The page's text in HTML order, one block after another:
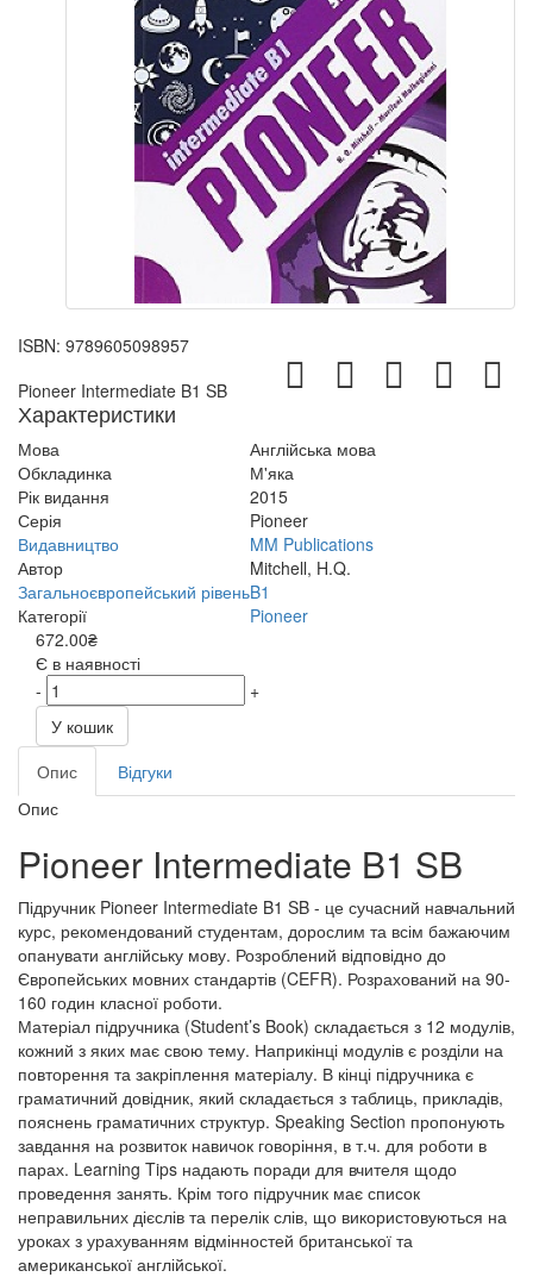
ISBN: 9789605098957
Pioneer Intermediate B1 SB
Характеристики
Мова
Англійська мова
Обкладинка
М'яка
Рік видання
2015
Серія
Pioneer
Видавництво
MM Publications
Автор
Mitchell, H.Q.
Загальноєвропейський рівеньB1
Категорії
Pioneer
672.00₴
Є в наявності
-
+
У кошик
Опис
Відгуки
Опис
Pioneer Intermediate B1 SB
Підручник Pioneer Intermediate B1 SB - це сучасний навчальний
курс, рекомендований студентам, дорослим та всім бажаючим
опанувати англійську мову. Розроблений відповідно до
Європейських мовних стандартів (CEFR). Розрахований на 90-
160 годин класної роботи.
Матеріал підручника (Student’s Book) складається з 12 модулів,
кожний з яких має свою тему. Наприкінці модулів є розділи на
повторення та закріплення матеріалу. В кінці підручника є
граматичний довідник, який складається з таблиць, прикладів,
пояснень граматичних структур. Speaking Section пропонують
завдання на розвиток навичок говоріння, в т.ч. для роботи в
парах. Learning Tips надають поради для вчителя щодо
проведення занять. Крім того підручник має список
неправильних дієслів та перелік слів, що використовуються на
уроках з урахуванням відмінностей британської та
американської англійської.